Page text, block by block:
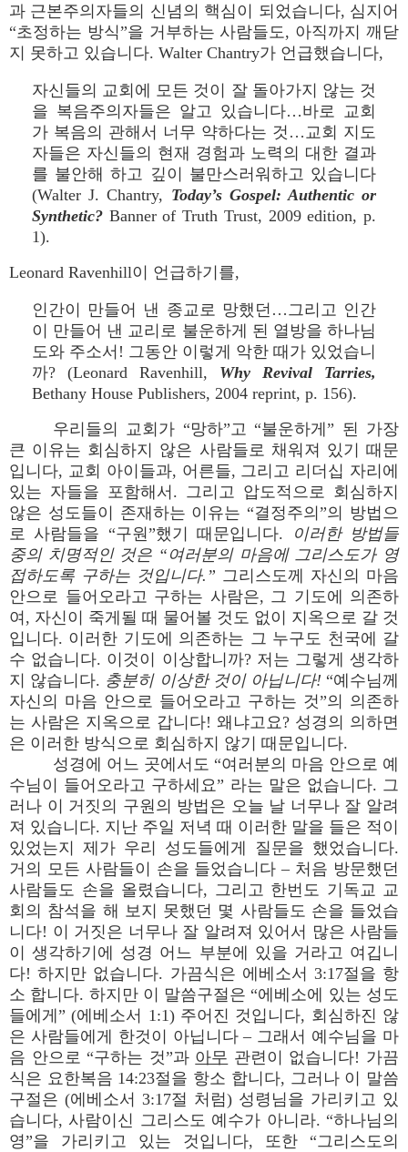
과 근본주의자들의 신념의 핵심이 되었습니다, 심지어
“초정하는 방식”을 거부하는 사람들도, 아직까지 깨닫
지 못하고 있습니다. Walter Chantry가 언급했습니다,
자신들의 교회에 모든 것이 잘 돌아가지 않는 것
을 복음주의자들은 알고 있습니다…바로 교회
가 복음의 관해서 너무 약하다는 것…교회 지도
자들은 자신들의 현재 경험과 노력의 대한 결과
를 불안해 하고 깊이 불만스러워하고 있습니다
(Walter J. Chantry, Today’s Gospel: Authentic or
Synthetic? Banner of Truth Trust, 2009 edition, p.
1).
Leonard Ravenhill이 언급하기를,
인간이 만들어 낸 종교로 망했던…그리고 인간
이 만들어 낸 교리로 불운하게 된 열방을 하나님
도와 주소서! 그동안 이렇게 악한 때가 있었습니
까? (Leonard Ravenhill, Why Revival Tarries,
Bethany House Publishers, 2004 reprint, p. 156).
우리들의 교회가 “망하”고 “불운하게” 된 가장
큰 이유는 회심하지 않은 사람들로 채워져 있기 때문
입니다, 교회 아이들과, 어른들, 그리고 리더십 자리에
있는 자들을 포함해서. 그리고 압도적으로 회심하지
않은 성도들이 존재하는 이유는 “결정주의”의 방법으
로 사람들을 “구원”했기 때문입니다.
이러한 방법들
중의 치명적인 것은 “여러분의 마음에 그리스도가 영
접하도록 구하는 것입니다.” 그리스도께 자신의 마음
안으로 들어오라고 구하는 사람은, 그 기도에 의존하
여, 자신이 죽게될 때 물어볼 것도 없이 지옥으로 갈 것
입니다. 이러한 기도에 의존하는 그 누구도 천국에 갈
수 없습니다. 이것이 이상합니까? 저는 그렇게 생각하
지 않습니다. 충분히 이상한 것이 아닙니다! “예수님께
자신의 마음 안으로 들어오라고 구하는 것”의 의존하
는 사람은 지옥으로 갑니다! 왜냐고요? 성경의 의하면
은 이러한 방식으로 회심하지 않기 때문입니다.
성경에 어느 곳에서도 “여러분의 마음 안으로 예
수님이 들어오라고 구하세요” 라는 말은 없습니다. 그
러나 이 거짓의 구원의 방법은 오늘 날 너무나 잘 알려
져 있습니다. 지난 주일 저녁 때 이러한 말을 들은 적이
있었는지 제가 우리 성도들에게 질문을 했었습니다.
거의 모든 사람들이 손을 들었습니다 – 처음 방문했던
사람들도 손을 올렸습니다, 그리고 한번도 기독교 교
회의 참석을 해 보지 못했던 몇 사람들도 손을 들었습
니다! 이 거짓은 너무나 잘 알려져 있어서 많은 사람들
이 생각하기에 성경 어느 부분에 있을 거라고 여깁니
다! 하지만 없습니다. 가끔식은 에베소서 3:17절을 항
소 합니다. 하지만 이 말씀구절은 “에베소에 있는 성도
들에게” (에베소서 1:1) 주어진 것입니다, 회심하진 않
은 사람들에게 한것이 아닙니다 – 그래서 예수님을 마
음 안으로 “구하는 것”과 아무 관련이 없습니다! 가끔
식은 요한복음 14:23절을 항소 합니다, 그러나 이 말씀
구절은 (에베소서 3:17절 처럼) 성령님을 가리키고 있
습니다, 사람이신 그리스도 예수가 아니라. “하나님의
영”을 가리키고 있는 것입니다, 또한 “그리스도의